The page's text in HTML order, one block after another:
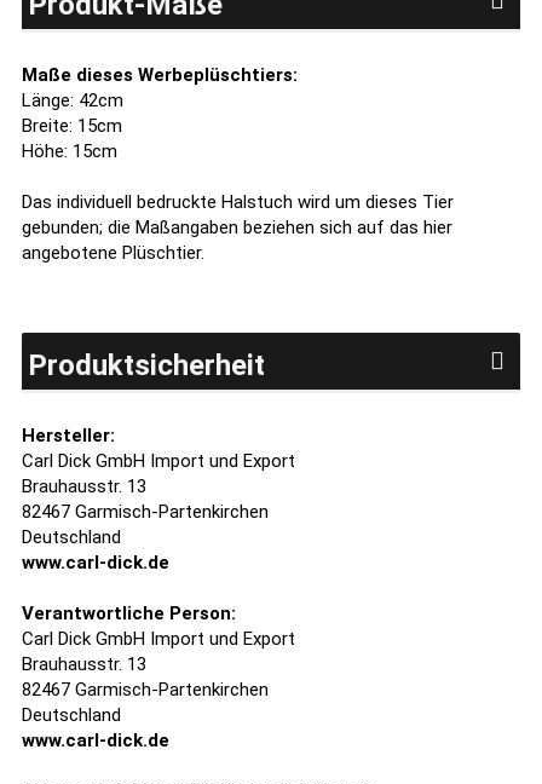
Maße dieses Werbeplüschtiers:
Länge: 42cm
Breite: 15cm
Höhe: 15cm
Das individuell bedruckte Halstuch wird um dieses Tier
gebunden; die Maßangaben beziehen sich auf das hier
angebotene Plüschtier.
Produktsicherheit
Hersteller:
Carl Dick GmbH Import und Export
Brauhausstr. 13
82467 Garmisch-Partenkirchen
Deutschland
www.carl-dick.de
Verantwortliche Person:
Carl Dick GmbH Import und Export
Brauhausstr. 13
82467 Garmisch-Partenkirchen
Deutschland
www.carl-dick.de